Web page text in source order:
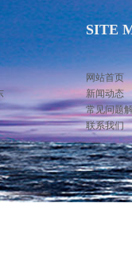
SITE
网站首页
新闻动态
常见问题
联系我们